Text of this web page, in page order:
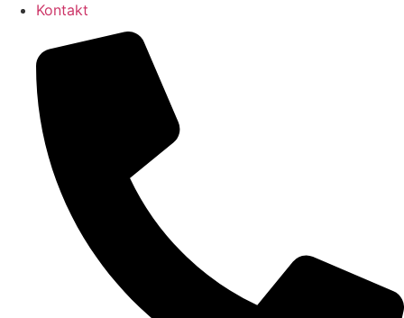
Kontakt